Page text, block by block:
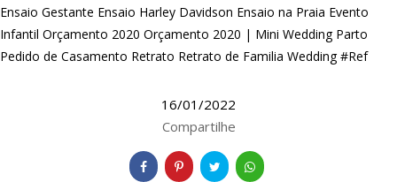
Ensaio Gestante Ensaio Harley Davidson Ensaio na Praia Evento
Infantil Orçamento 2020 Orçamento 2020 | Mini Wedding Parto
Pedido de Casamento Retrato Retrato de Familia Wedding #Ref
16/01/2022
Compartilhe